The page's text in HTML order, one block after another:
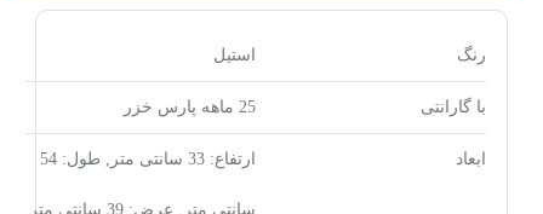
رنگ استیل
با گارانتی
ابعاد ارتفاع: 33 سانتی متر, طول: 54
سانتی متر, عرض: 39 سانتی متر